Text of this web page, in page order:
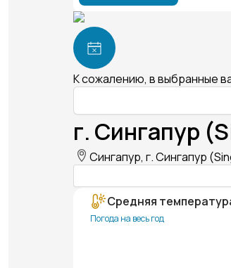
К сожалению, в выбранные
г. Сингапур
Сингапур, г. Сингапур
Средняя
Погода на весь год